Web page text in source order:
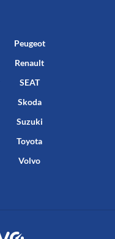
Peugeot
Renault
SEAT
Skoda
Suzuki
Toyota
Volvo